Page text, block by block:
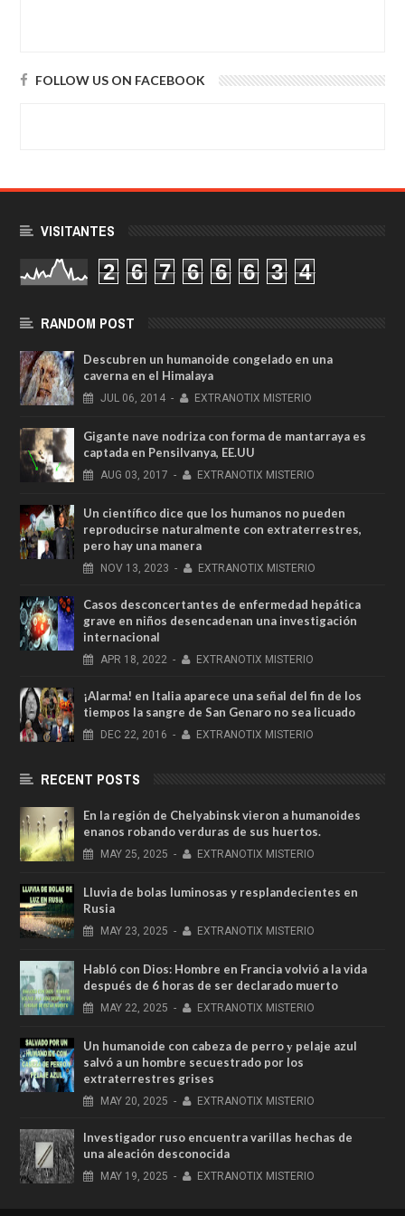
FOLLOW US ON FACEBOOK
VISITANTES
2 6 7 6 6 6 3 4
RANDOM POST
Descubren un humanoide congelado en una
caverna en el Himalaya
JUL 06, 2014 - EXTRANOTIX MISTERIO
Gigante nave nodriza con forma de mantarraya es
captada en Pensilvanya, EE.UU
AUG 03, 2017 - EXTRANOTIX MISTERIO
Un científico dice que los humanos no pueden
reproducirse naturalmente con extraterrestres,
pero hay una manera
NOV 13, 2023 - EXTRANOTIX MISTERIO
Casos desconcertantes de enfermedad hepática
grave en niños desencadenan una investigación
internacional
APR 18, 2022 - EXTRANOTIX MISTERIO
¡Alarma! en Italia aparece una señal del fin de los
tiempos la sangre de San Genaro no sea licuado
DEC 22, 2016 - EXTRANOTIX MISTERIO
RECENT POSTS
En la región de Chelyabinsk vieron a humanoides
enanos robando verduras de sus huertos.
MAY 25, 2025 - EXTRANOTIX MISTERIO
Lluvia de bolas luminosas y resplandecientes en
Rusia
MAY 23, 2025 - EXTRANOTIX MISTERIO
Habló con Dios: Hombre en Francia volvió a la vida
después de 6 horas de ser declarado muerto
MAY 22, 2025 - EXTRANOTIX MISTERIO
Un humanoide con cabeza de perro у pelaje azul
salvó a un hombre secuestrado por los
extraterrestres grises
MAY 20, 2025 - EXTRANOTIX MISTERIO
Investigador ruso encuentra varillas hechas de
una aleación desconocida
MAY 19, 2025 - EXTRANOTIX MISTERIO